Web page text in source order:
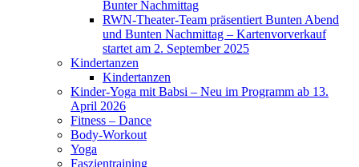
Bunter Nachmittag
RWN-Theater-Team präsentiert Bunten Abend
und Bunten Nachmittag – Kartenvorverkauf
startet am 2. September 2025
Kindertanzen
Kindertanzen
Kinder-Yoga mit Babsi – Neu im Programm ab 13.
April 2026
Fitness – Dance
Body-Workout
Yoga
Faszientraining